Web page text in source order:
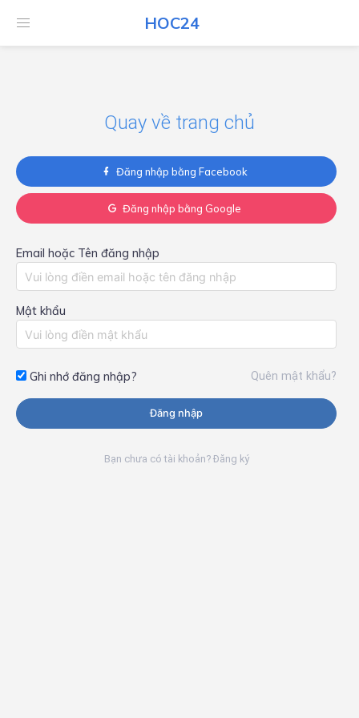
HOC24
HOC24
Quay về trang chủ
Đăng nhập bằng Facebook
Đăng nhập bằng Google
Email hoặc Tên đăng nhập
Mật khẩu
Ghi nhớ đăng nhập? Quên mật khẩu?
Đăng nhập
Bạn chưa có tài khoản? Đăng ký